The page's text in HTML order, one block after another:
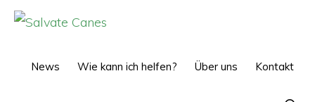
Zur
Zum
News Wie kann ich helfen? Über uns Kontakt